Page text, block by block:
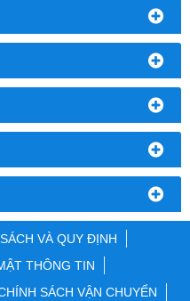
VÀ QUY ĐỊNH
THÔNG TIN
SÁCH VẬN CHUYỂN